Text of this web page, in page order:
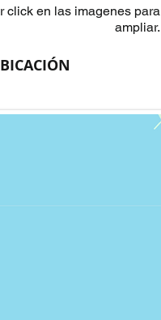
click en las imagenes para
ampliar.